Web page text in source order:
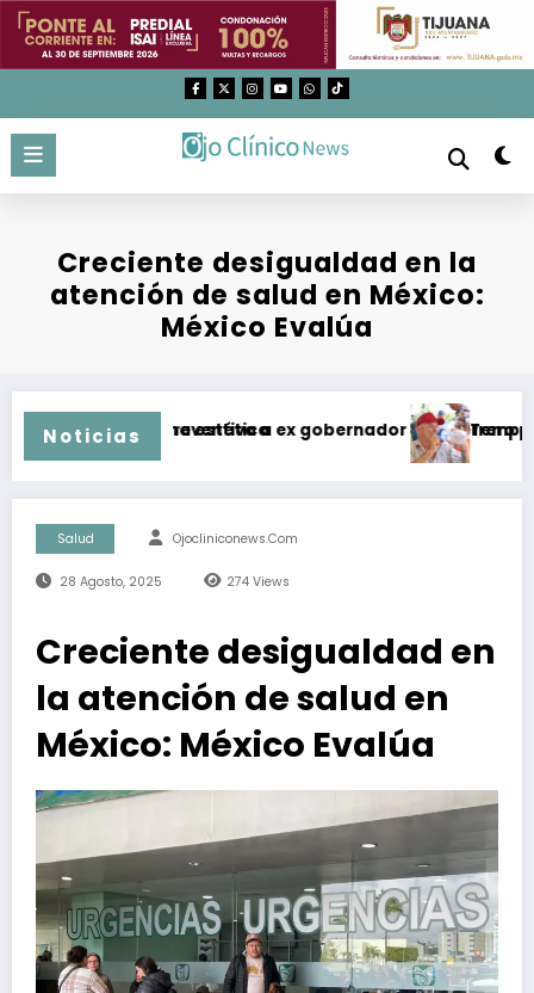
Saltar
contenido
Creciente desigualdad en la
atención de salud en México:
México Evalúa
Noticias
medicina estética
prisión preventiva a ex gobernador de Guerrero por caso
Temperaturas
Salud Ojocliniconews.com
28 Agosto, 2025 274 Views
Creciente desigualdad en
la atención de salud en
México: México Evalúa